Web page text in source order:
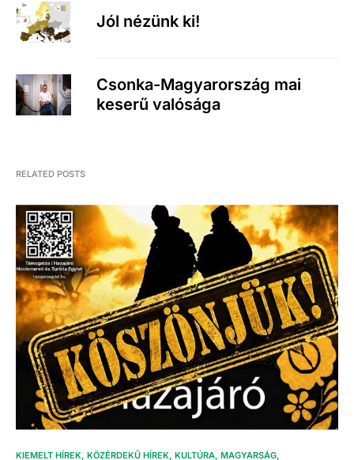
Jól nézünk ki!
Csonka-Magyarország mai
keserű valósága
RELATED POSTS
KIEMELT HÍREK KÖZÉRDEKŰ HÍREK KULTÚRA MAGYARSÁG